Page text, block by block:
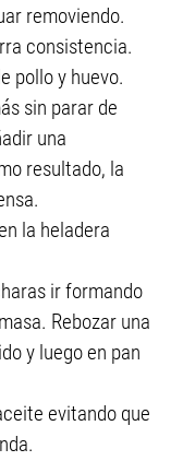
removiendo.
consistencia.
pollo y huevo.
sin parar de
una
resultado, la
la heladera
ir formando
Rebozar una
y luego en pan
evitando que